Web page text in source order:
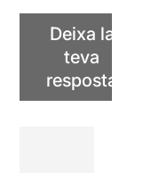
Deixa la
teva
resposta